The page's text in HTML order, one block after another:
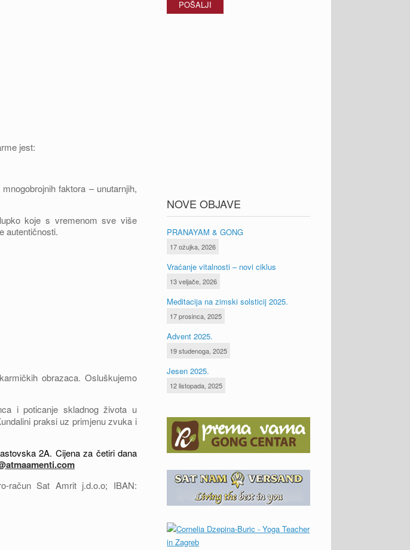
jest:
faktora – unutarnjih,
koje s vremenom sve više
autentičnosti.
obrazaca. Osluškujemo
i poticanje skladnog života u
praksi uz primjenu zvuka i
2A. Cijena za četiri dana
račun Sat Amrit j.d.o.o; IBAN:
NOVE OBJAVE
PRANAYAM & GONG
17 ožujka, 2026
Vraćanje vitalnosti – novi ciklus
13 veljače, 2026
Meditacija na zimski solsticij 2025.
17 prosinca, 2025
Advent 2025.
19 studenoga, 2025
Jesen 2025.
12 listopada, 2025